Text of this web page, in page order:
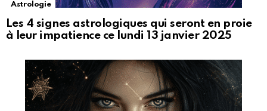
Astrologie
Les 4 signes astrologiques qui seront en proie
à leur impatience ce lundi 13 janvier 2025